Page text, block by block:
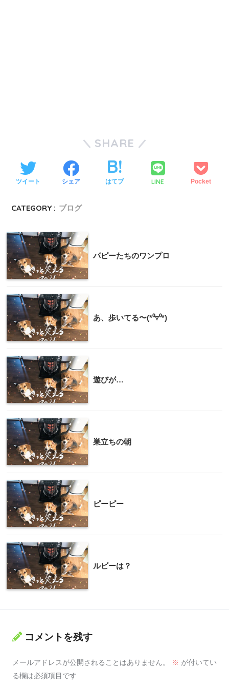
SHARE
ツイート シェア はてブ LINE Pocket
CATEGORY : ブログ
パピーたちのワンプロ
あ、歩いてる〜(*⁰▿⁰*)
遊びが…
巣立ちの朝
ピーピー
ルビーは？
コメントを残す
メールアドレスが公開されることはありません。 ※ が付いてい
る欄は必須項目です